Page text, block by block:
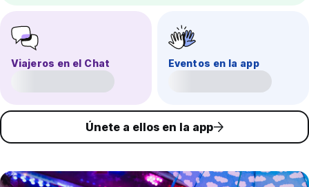
Viajeros en el Chat Eventos en la app
Únete a ellos en la app